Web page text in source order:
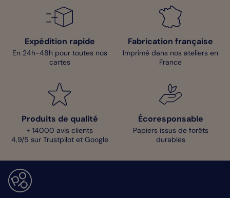
Expédition rapide
En 24h-48h pour toutes nos
cartes
Fabrication française
Imprimé dans nos ateliers en
France
Produits de qualité
+ 14000 avis clients
4,9/5 sur Trustpilot et Google
Écoresponsable
Papiers issus de forêts
durables